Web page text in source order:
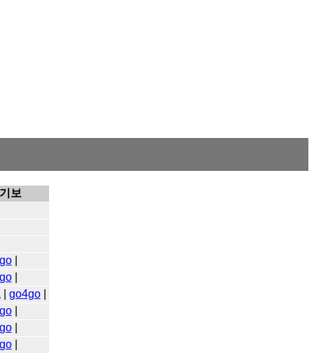
기보
|
|
go4go|
|
|
|